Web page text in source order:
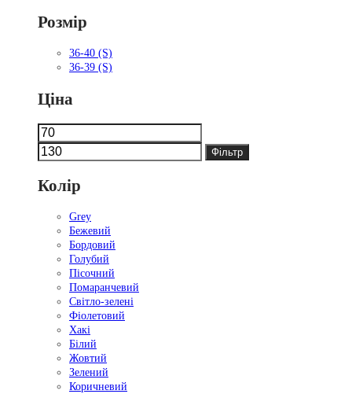
Розмір
36-40 (S)
36-39 (S)
Ціна
Мінімальна
ціна
ціна
Фільтр
Колір
Grey
Бежевий
Бордовий
Голубий
Пісочний
Помаранчевий
Світло-зелені
Фіолетовий
Хакі
Білий
Жовтий
Зелений
Коричневий